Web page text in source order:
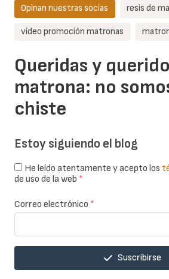
Queridas y
matrona: no
chiste
Opinan nuestras socias resis de
vídeo promoción matronas
Estoy siguiendo el blog
He leído atentamente y acepto los
de uso de la web *
Correo electrónico *
Suscribirse